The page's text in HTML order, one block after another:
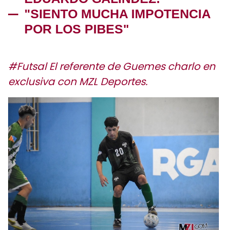
"SIENTO MUCHA IMPOTENCIA
POR LOS PIBES"
#Futsal El referente de Guemes charlo en
exclusiva con MZL Deportes.